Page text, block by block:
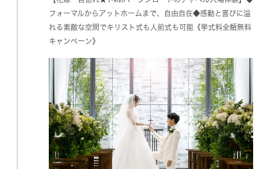
フォーマルからアットホームまで、自由自在◆感動と喜びに溢
れる素敵な空間でキリスト式も人前式も可能《挙式料全額無料
キャンペーン》